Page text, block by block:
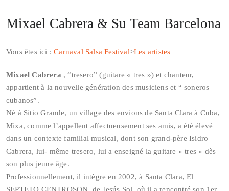
Mixael Cabrera & Su Team Barcelona
Vous êtes ici :Carnaval Salsa Festival>Les artistes
Mixael Cabrera , “tresero” (guitare « tres ») et chanteur,
appartient à la nouvelle génération des musiciens et “ soneros
cubanos”.
Né à Sitio Grande, un village des envions de Santa Clara à Cuba,
Mixa, comme l’appellent affectueusement ses amis, a été élevé
dans un contexte familial musical, dont son grand-père Isidro
Cabrera, lui- même tresero, lui a enseigné la guitare « tres » dès
son plus jeune âge.
Professionnellement, il intègre en 2002, à Santa Clara, El